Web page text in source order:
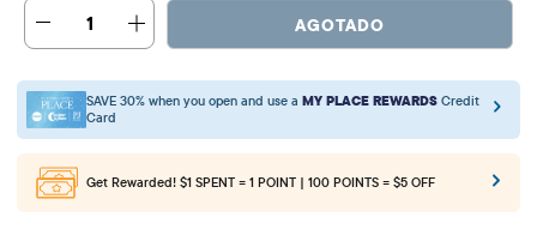
1 AGOTADO
SAVE 30% when you open and use a MY PLACE REWARDS Credit
Card
Get Rewarded! $1 SPENT = 1 POINT | 100 POINTS = $5 OFF